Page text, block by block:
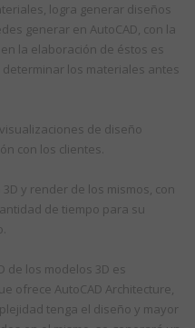
logra generar diseños
generar en AutoCAD, con la
la elaboración de éstos es
los materiales antes
de diseño
con los clientes.
y render de los mismos, con
de tiempo para su
de los modelos 3D es
ofrece AutoCAD Architecture,
tenga el diseño y mayor